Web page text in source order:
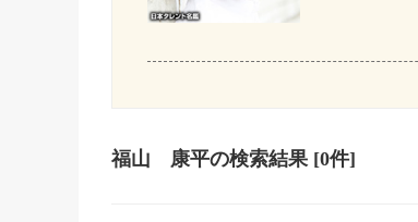
福山 康平の検索結果 [0件]